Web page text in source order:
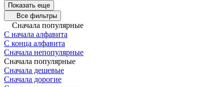
Показать еще
Все фильтры
Сначала популярные
С начала алфавита
С конца алфавита
Сначала непопулярные
Сначала популярные
Сначала дешевые
Сначала дорогие